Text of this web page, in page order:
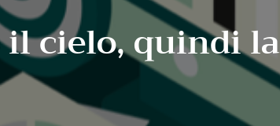
il cielo, quindi la